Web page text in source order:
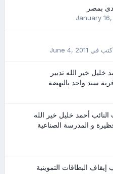
بمصر
January
في June 4, 2011
خير الله تدبير
سند واحد بالنهضة
أحمد خليل خير الله
و المدرسة الصناعية
البطاقات التموينية